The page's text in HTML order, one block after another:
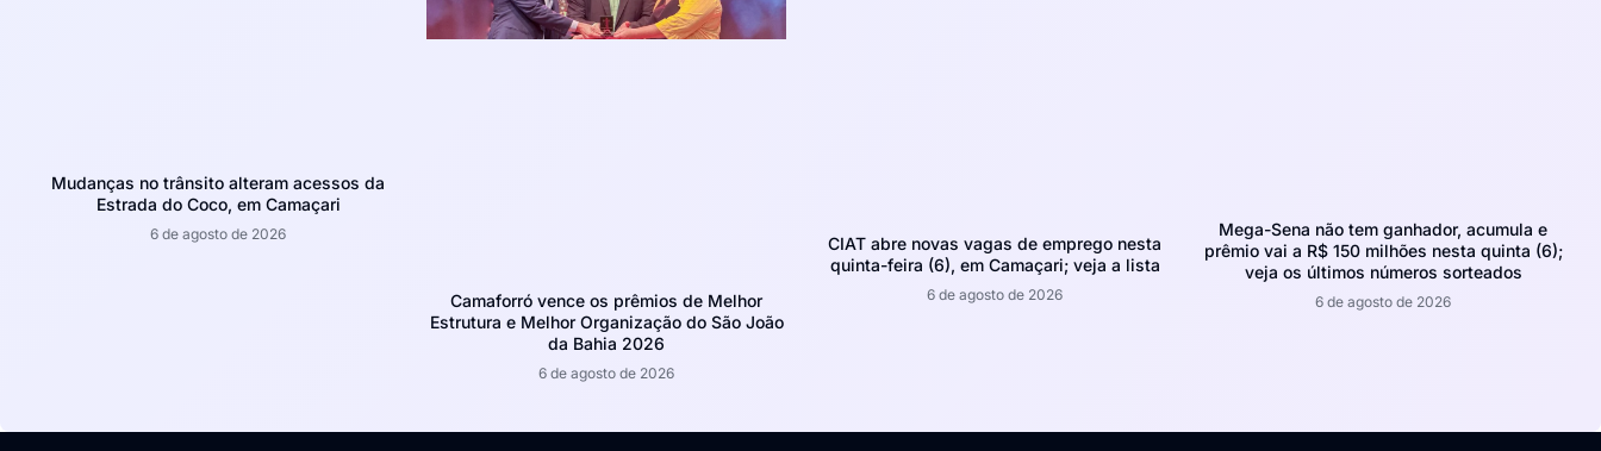
Mudanças no trânsito alteram acessos da
Estrada do Coco, em Camaçari
6 de agosto de 2026
Camaforró vence os prêmios de Melhor
Estrutura e Melhor Organização do São João
da Bahia 2026
6 de agosto de 2026
CIAT abre novas vagas de emprego nesta
quinta-feira (6), em Camaçari; veja a lista
6 de agosto de 2026
Mega-Sena não tem ganhador, acumula e
prêmio vai a R$ 150 milhões nesta quinta (6);
veja os últimos números sorteados
6 de agosto de 2026